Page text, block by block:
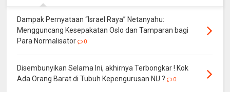
Dampak Pernyataan “Israel Raya” Netanyahu:
Mengguncang Kesepakatan Oslo dan Tamparan bagi
Para Normalisator
0
Disembunyikan Selama Ini, akhirnya Terbongkar ! Kok
Ada Orang Barat di Tubuh Kepengurusan NU ?
0